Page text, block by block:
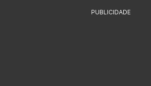
PUBLICIDADE